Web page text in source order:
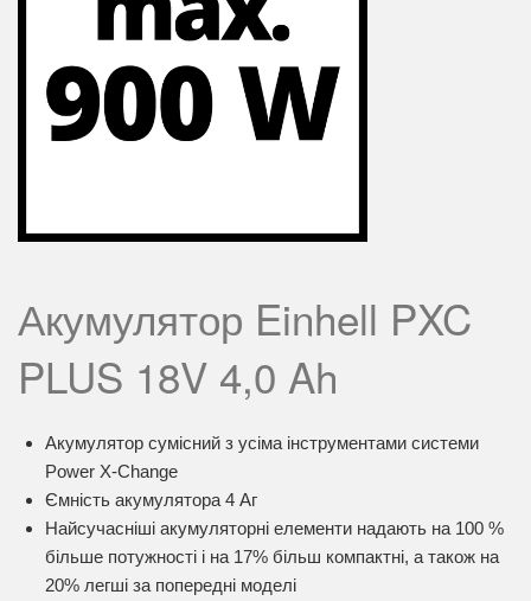
Акумулятор Einhell PXC
PLUS 18V 4,0 Ah
Акумулятор сумісний з усіма інструментами системи
Power X-Change
Ємність акумулятора 4 Аг
Найсучасніші акумуляторні елементи надають на 100 %
більше потужності і на 17% більш компактні, а також на
20% легші за попередні моделі